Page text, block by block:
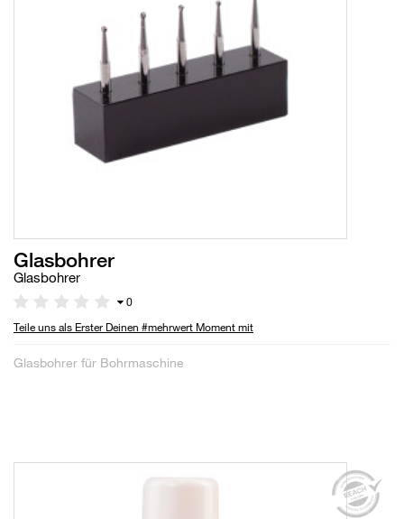
Glasbohrer
Glasbohrer
0
Teile uns als Erster Deinen #mehrwert Moment mit
Glasbohrer für Bohrmaschine